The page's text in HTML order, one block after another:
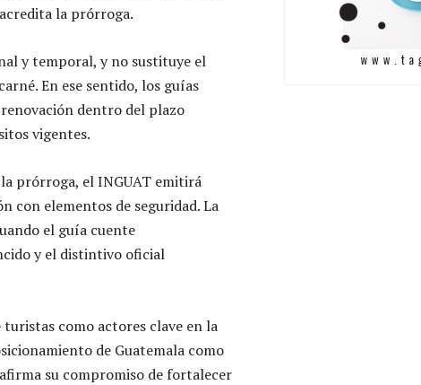
la prórroga.
y temporal, y no sustituye el
En ese sentido, los guías
dentro del plazo
vigentes.
prórroga, el INGUAT emitirá
con elementos de seguridad. La
el guía cuente
y el distintivo oficial
como actores clave en la
de Guatemala como
su compromiso de fortalecer